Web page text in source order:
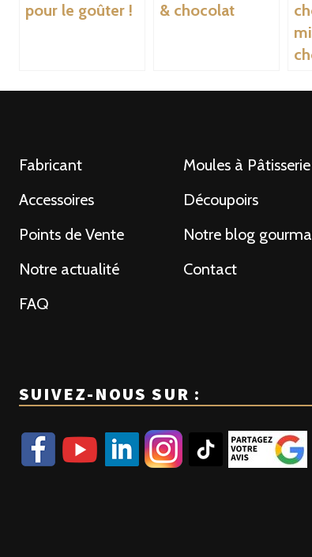
pour le goûter !
& chocolat
Fabricant
Moules à Pâtisserie
Accessoires
Découpoirs
Points de Vente
Notre blog
Notre actualité
Contact
FAQ
SUIVEZ-NOUS SUR :